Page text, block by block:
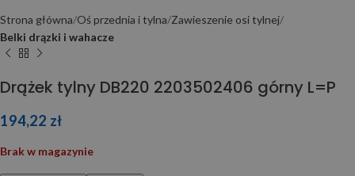
Strona główna Oś przednia i tylna Zawieszenie osi tylnej
Belki drązki i wahacze
Drążek tylny DB220 2203502406 górny L=P
194,22 zł
Brak w magazynie